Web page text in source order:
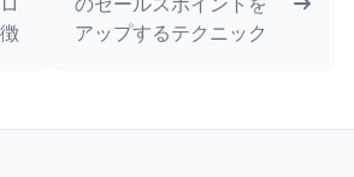
アップするテクニック